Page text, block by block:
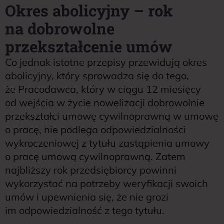
Okres abolicyjny – rok
na dobrowolne
przekształcenie umów
Co jednak istotne przepisy przewidują okres
abolicyjny, który sprowadza się do tego,
że Pracodawca, który w ciągu 12 miesięcy
od wejścia w życie nowelizacji dobrowolnie
przekształci umowę cywilnoprawną w umowę
o pracę, nie podlega odpowiedzialności
wykroczeniowej z tytułu zastąpienia umowy
o pracę umową cywilnoprawną. Zatem
najbliższy rok przedsiębiorcy powinni
wykorzystać na potrzeby weryfikacji swoich
umów i upewnienia się, że nie grozi
im odpowiedzialność z tego tytułu.